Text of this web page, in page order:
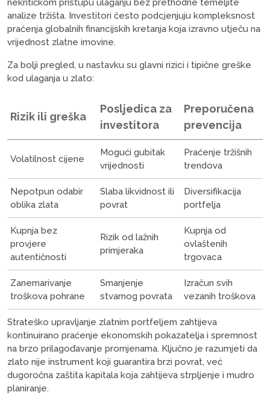
nekritičkom pristupu ulaganju bez prethodne temeljite
analize tržišta. Investitori često podcjenjuju kompleksnost
praćenja globalnih financijskih kretanja koja izravno utječu na
vrijednost zlatne imovine.
Za bolji pregled, u nastavku su glavni rizici i tipične greške
kod ulaganja u zlato:
Rizik ili greška
Posljedica za
investitora
Preporučena
prevencija
Volatilnost cijene
Mogući gubitak
vrijednosti
Praćenje tržišnih
trendova
Nepotpun odabir
oblika zlata
Slaba likvidnost ili
povrat
Diversifikacija
portfelja
Kupnja bez
provjere
autentičnosti
Rizik od lažnih
primjeraka
Kupnja od
ovlaštenih
trgovaca
Zanemarivanje
troškova pohrane
Smanjenje
stvarnog povrata
Izračun svih
vezanih troškova
Strateško upravljanje zlatnim portfeljem zahtijeva
kontinuirano praćenje ekonomskih pokazatelja i spremnost
na brzo prilagođavanje promjenama. Ključno je razumjeti da
zlato nije instrument koji guarantira brzi povrat, već
dugoročna zaštita kapitala koja zahtijeva strpljenje i mudro
planiranje.